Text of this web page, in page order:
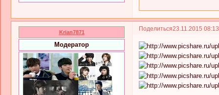
Поделиться23.11.2015
Krian7871
Модератор